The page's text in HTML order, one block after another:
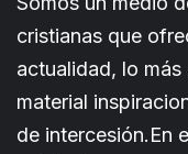
cristianas que
actualidad, lo
material
de intercesión.En